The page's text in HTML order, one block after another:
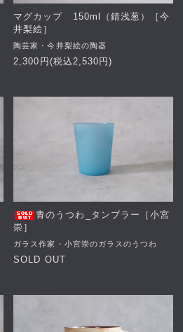
マグカップ 150ml（錆浅葱）［今
井梨絵］
陶芸家・今井梨絵の陶器
2,300円(税込2,530円)
青のうつわ_タンブラー［小宮
崇］
ガラス作家・小宮崇のガラスのうつわ
SOLD OUT